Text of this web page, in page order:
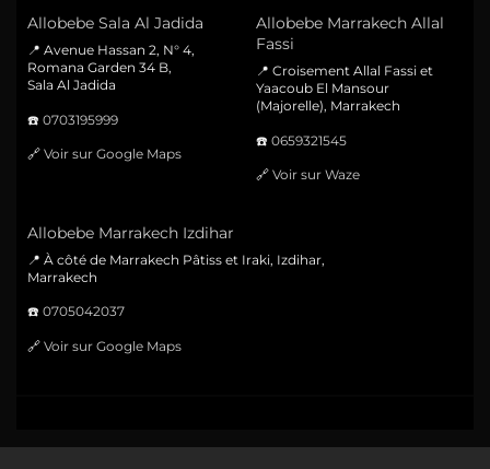
Allobebe Sala Al Jadida
📍 Avenue Hassan 2, N° 4,
Romana Garden 34 B,
Sala Al Jadida
☎️ 0703195999
🔗 Voir sur Google Maps
Allobebe Marrakech Allal
Fassi
📍 Croisement Allal Fassi et
Yaacoub El Mansour
(Majorelle), Marrakech
☎️ 0659321545
🔗 Voir sur Waze
Allobebe Marrakech Izdihar
📍 À côté de Marrakech Pâtiss et Iraki, Izdihar,
Marrakech
☎️ 0705042037
🔗 Voir sur Google Maps